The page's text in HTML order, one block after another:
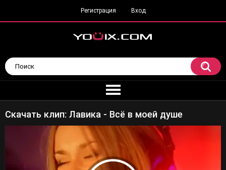
Регистрация Вход
Скачать клип: Лавика - Всё в моей душе